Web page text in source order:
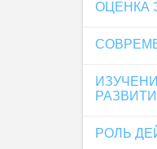
ОЦЕНКА
РОЛЬ